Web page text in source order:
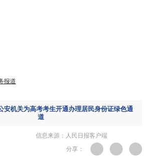
报道
安机关为高考考生开通办理居民身份证绿色通
道
信息来源：人民日报客户端
分享：